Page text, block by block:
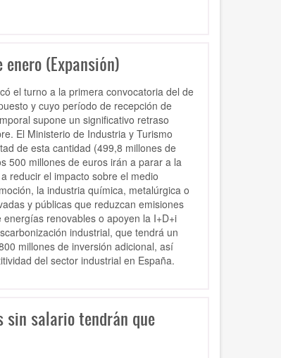
(Expansión)
el turno a la primera convocatoria del de
y cuyo período de recepción de
supone un significativo retraso
El Ministerio de Industria y Turismo
de esta cantidad (499,8 millones de
500 millones de euros irán a parar a la
reducir el impacto sobre el medio
la industria química, metalúrgica o
y públicas que reduzcan emisiones
renovables o apoyen la I+D+i
industrial, que tendrá un
millones de inversión adicional, así
del sector industrial en España.
sin salario tendrán que